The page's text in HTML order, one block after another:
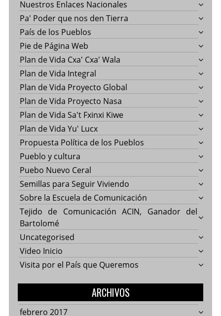
Nuestros Enlaces Nacionales
Pa' Poder que nos den Tierra
País de los Pueblos
Pie de Página Web
Plan de Vida Cxa' Cxa' Wala
Plan de Vida Integral
Plan de Vida Proyecto Global
Plan de Vida Proyecto Nasa
Plan de Vida Sa't Fxinxi Kiwe
Plan de Vida Yu' Lucx
Propuesta Política de los Pueblos
Pueblo y cultura
Puebo Nuevo Ceral
Semillas para Seguir Viviendo
Sobre la Escuela de Comunicación
Tejido de Comunicación ACIN, Ganador del
Bartolomé
Uncategorised
Video Inicio
Visita por el País que Queremos
ARCHIVOS
febrero 2017